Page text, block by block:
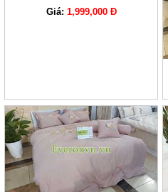
Giá: 1,999,000 Đ